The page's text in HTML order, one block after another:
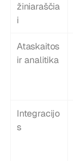
žiniaraščia
i
Ataskaitos
ir analitika
Integracijo
s